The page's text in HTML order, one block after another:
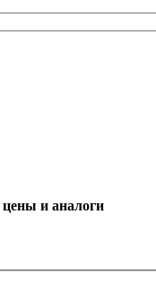
цены и аналоги